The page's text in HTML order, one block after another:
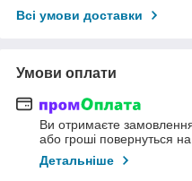
Всі умови доставки
Умови оплати
Ви отримаєте
або гроші повернуться
Детальніше